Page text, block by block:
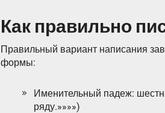
Как правильно
Правильный вариант написания
формы:
Именительный падеж:
ряду.»»»»)